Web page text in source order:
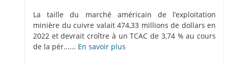
La taille du marché américain de l’exploitation
minière du cuivre valait 474,33 millions de dollars en
2022 et devrait croître à un TCAC de 3,74 % au cours
de la pér...... En savoir plus